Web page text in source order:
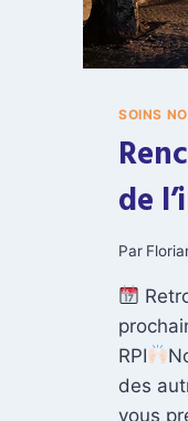
SOINS
de
Par
RPI
des
vous